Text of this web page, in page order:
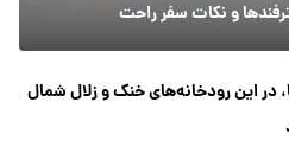
و نکات سفر راحت
در این رودخانه‌های خنک و زلال شمال